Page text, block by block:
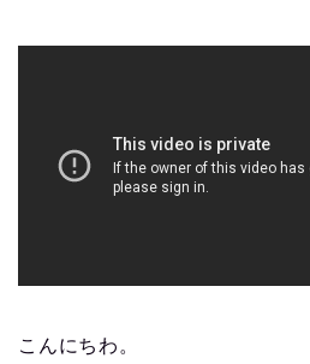
こんにちわ。